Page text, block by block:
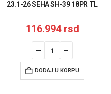
23.1-26 SEHA SH-39 18PR TL
116.994 rsd
DODAJ U KORPU